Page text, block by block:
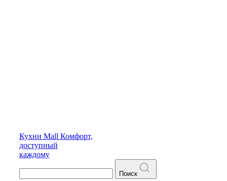
Кухни Mall Комфорт,
доступный
каждому
Поиск